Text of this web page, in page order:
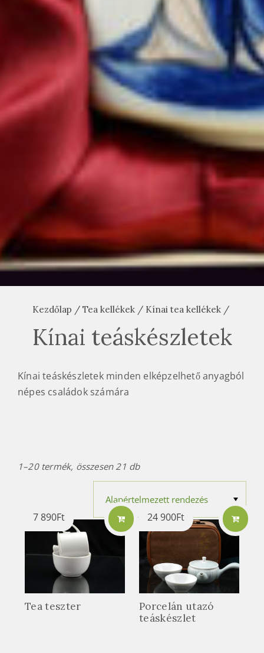
Kezdőlap / Tea kellékek / Kínai tea kellékek /
Kínai teáskészletek
Kínai teáskészletek minden elképzelhető anyagból
népes családok számára
1–20 termék, összesen 21 db
Tea teszter
7 890Ft
Porcelán utazó
teáskészlet
24 900Ft